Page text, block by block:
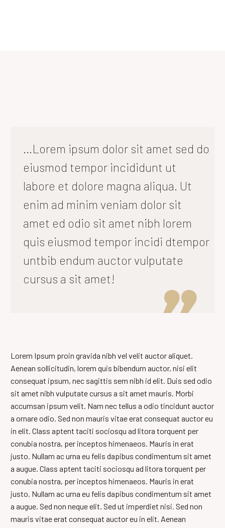
…Lorem ipsum dolor sit amet sed do
eiusmod tempor incididunt ut
labore et dolore magna aliqua. Ut
enim ad minim veniam dolor sit
amet ed odio sit amet nibh lorem
quis eiusmod tempor incidi dtempor
untbib endum auctor vulputate
cursus a sit amet!

Lorem Ipsum proin gravida nibh vel velit auctor aliquet.
Aenean sollicitudin, lorem quis bibendum auctor, nisi elit
consequat ipsum, nec sagittis sem nibh id elit. Duis sed odio
sit amet nibh vulputate cursus a sit amet mauris. Morbi
accumsan ipsum velit. Nam nec tellus a odio tincidunt auctor
a ornare odio. Sed non mauris vitae erat consequat auctor eu
in elit. Class aptent taciti sociosqu ad litora torquent per
conubia nostra, per inceptos himenaeos. Mauris in erat
justo. Nullam ac urna eu felis dapibus condimentum sit amet
a augue. Class aptent taciti sociosqu ad litora torquent per
conubia nostra, per inceptos himenaeos. Mauris in erat
justo. Nullam ac urna eu felis dapibus condimentum sit amet
a augue. Sed non neque elit. Sed ut imperdiet nisi. Sed non
mauris vitae erat consequat auctor eu in elit. Aenean